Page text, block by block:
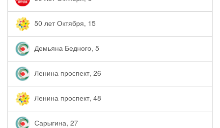
50 лет Октября, 15
Демьяна Бедного, 5
Ленина проспект, 26
Ленина проспект, 48
Сарыгина, 27